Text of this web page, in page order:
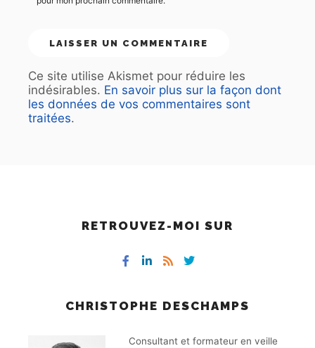
Ce site utilise Akismet pour réduire les
indésirables. En savoir plus sur la façon dont
les données de vos commentaires sont
traitées.
RETROUVEZ-MOI SUR
CHRISTOPHE DESCHAMPS
Consultant et formateur en veille